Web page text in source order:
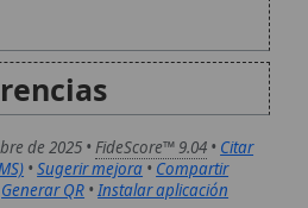
y Ceuta constituye una
eclesiásticas de la
España. Aúna la vida
y de la ciudad de Ceuta,
histórico...
Zamboanga es una